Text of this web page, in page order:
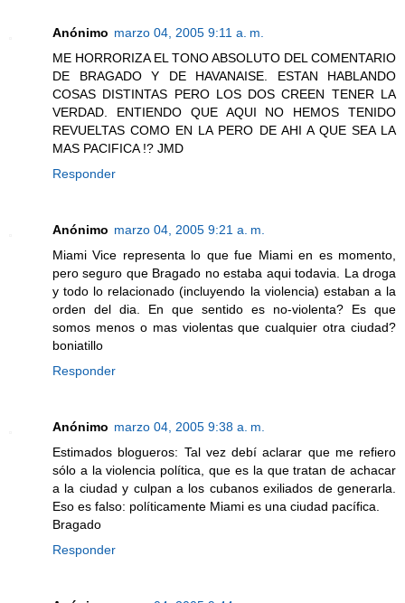
Anónimo marzo 04, 2005 9:11 a. m.
ME HORRORIZA EL TONO ABSOLUTO DEL COMENTARIO
DE BRAGADO Y DE HAVANAISE. ESTAN HABLANDO
COSAS DISTINTAS PERO LOS DOS CREEN TENER LA
VERDAD. ENTIENDO QUE AQUI NO HEMOS TENIDO
REVUELTAS COMO EN LA PERO DE AHI A QUE SEA LA
MAS PACIFICA !? JMD
Responder
Anónimo marzo 04, 2005 9:21 a. m.
Miami Vice representa lo que fue Miami en es momento,
pero seguro que Bragado no estaba aqui todavia. La droga
y todo lo relacionado (incluyendo la violencia) estaban a la
orden del dia. En que sentido es no-violenta? Es que
somos menos o mas violentas que cualquier otra ciudad?
boniatillo
Responder
Anónimo marzo 04, 2005 9:38 a. m.
Estimados blogueros: Tal vez debí aclarar que me refiero
sólo a la violencia política, que es la que tratan de achacar
a la ciudad y culpan a los cubanos exiliados de generarla.
Eso es falso: políticamente Miami es una ciudad pacífica.
Bragado
Responder